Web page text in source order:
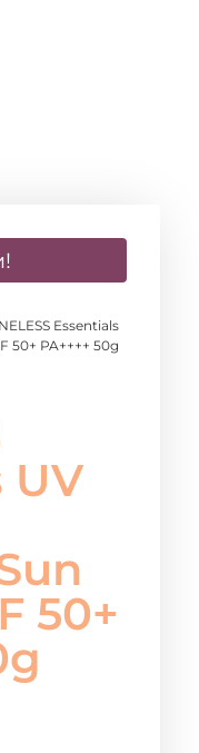
Essentials
50+ PA++++ 50g
UV
50+